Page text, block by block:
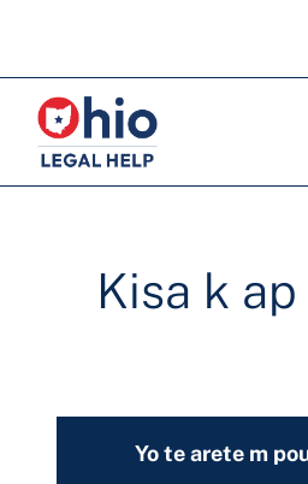
main
content
Meni
prensipal
Meni
prensipal
Kisa k
Yo te arete m